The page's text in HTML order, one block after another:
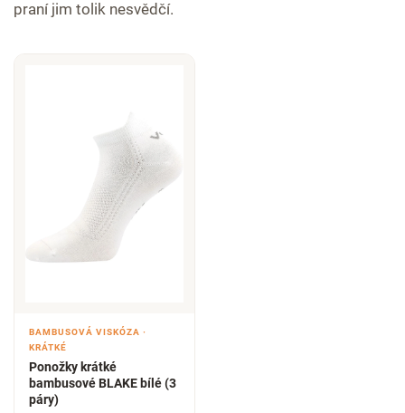
praní jim tolik nesvědčí.
BAMBUSOVÁ VISKÓZA ·
KRÁTKÉ
Ponožky krátké
bambusové BLAKE bílé (3
páry)